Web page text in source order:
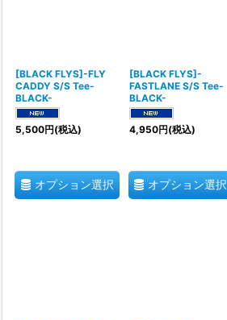
[BLACK FLYS]-FLY
CADDY S/S Tee-
BLACK-
5,500円(税込)
オプション選択
[BLACK FLYS]-
FASTLANE S/S Tee-
BLACK-
4,950円(税込)
オプション選択